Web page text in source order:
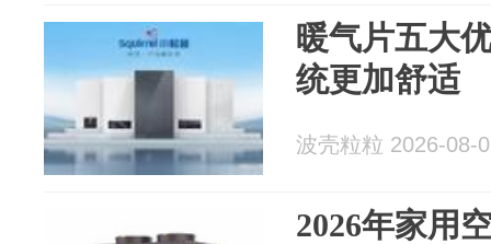
暖气片五大
统更加舒适
波壳粒粒 2026-08-
2026年家用